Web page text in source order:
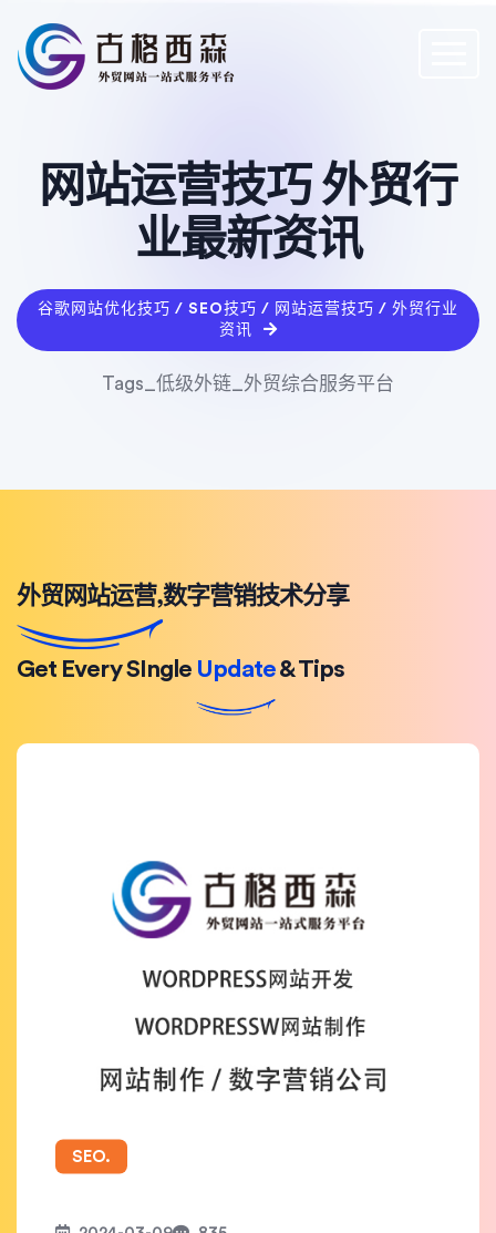
网站运营技巧 外贸行
业最新资讯
谷歌网站优化技巧 / SEO技巧 / 网站运营技巧 / 外贸行业
资讯
Tags_低级外链_外贸综合服务平台
外贸网站运营,数字营销技术分享
Get Every SIngle Update& Tips
SEO.